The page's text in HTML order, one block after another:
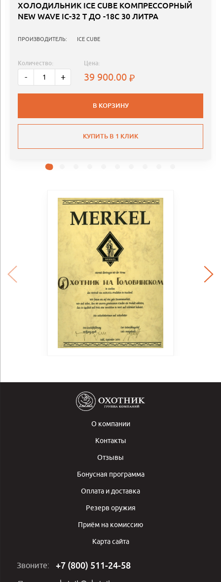
ХОЛОДИЛЬНИК ICE CUBE КОМПРЕССОРНЫЙ
NEW WAVE IC-32 T ДО -18C 30 ЛИТРА
ПРОИЗВОДИТЕЛЬ: ICE CUBE
Количество:
- +
Цена:
39 900.00
В КОРЗИНУ
КУПИТЬ В 1 КЛИК
О компании
Контакты
Отзывы
Бонусная программа
Оплата и доставка
Резерв оружия
Приём на комиссию
Карта сайта
Звоните: +7 (800) 511-24-58